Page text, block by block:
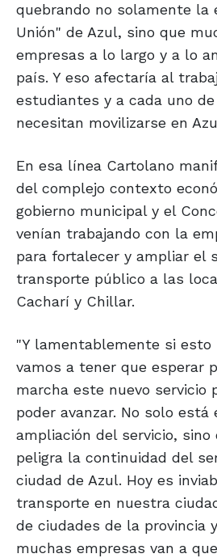
quebrando no solamente la
Unión" de Azul, sino que
empresas a lo largo y a lo
país. Y eso afectaría al
estudiantes y a cada uno
necesitan movilizarse en
En esa línea Cartolano
del complejo contexto
gobierno municipal y el
venían trabajando con la
para fortalecer y ampliar el
transporte público a las
Cacharí y Chillar.
"Y lamentablemente si
vamos a tener que esperar
marcha este nuevo servicio
poder avanzar. No solo está
ampliación del servicio, sino
peligra la continuidad del
ciudad de Azul. Hoy es
transporte en nuestra
de ciudades de la provincia
muchas empresas van a